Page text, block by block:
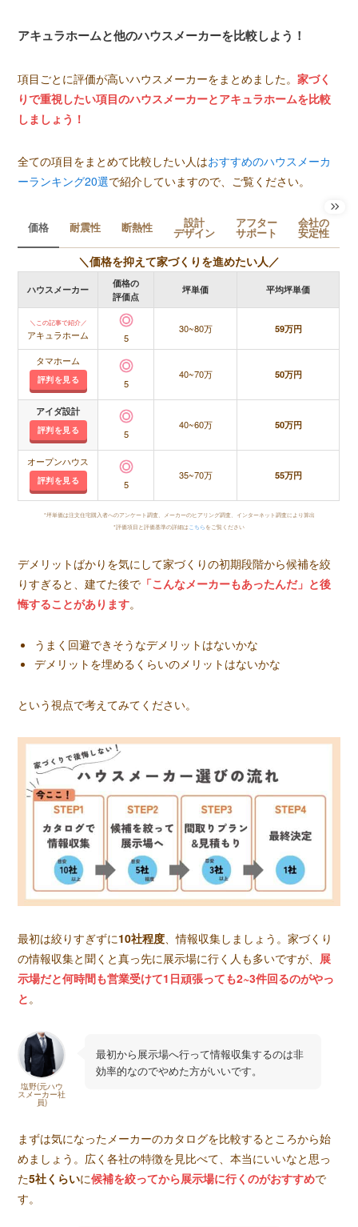
アキュラホームと他のハウスメーカーを比較しよう！
項目ごとに評価が高いハウスメーカーをまとめました。家づく
りで重視したい項目のハウスメーカーとアキュラホームを比較
しましょう！
全ての項目をまとめて比較したい人はおすすめのハウスメーカ
ーランキング20選で紹介していますので、ご覧ください。
価格 耐震性 断熱性 設計
デザイン
アフター
サポート
会社の
安定性
＼価格を抑えて家づくりを進めたい人／
ハウスメーカー
価格の
評価点
坪単価 平均坪単価
＼この記事で紹介／
アキュラホーム 5
30~80万 59万円
タマホーム
評判を見る 5
40~70万 50万円
アイダ設計
評判を見る 5
40~60万 50万円
オープンハウス
評判を見る 5
35~70万 55万円
*坪単価は注文住宅購入者へのアンケート調査、メーカーのヒアリング調査、インターネット調査により算出
*評価項目と評価基準の詳細は こちら をご覧ください
デメリットばかりを気にして家づくりの初期段階から候補を絞
りすぎると、建てた後で 「こんなメーカーもあったんだ」と後
悔することがあります。
うまく回避できそうなデメリットはないかな
デメリットを埋めるくらいのメリットはないかな
という視点で考えてみてください。
最初は絞りすぎずに10社程度、情報収集しましょう。家づくり
の情報収集と聞くと真っ先に展示場に行く人も多いですが、 展
示場だと何時間も営業受けて1日頑張っても2~3件回るのがやっ
と。
塩野(元ハウ
スメーカー社
員)
最初から展示場へ行って情報収集するのは非
効率的なのでやめた方がいいです。
まずは気になったメーカーのカタログを比較するところから始
めましょう。広く各社の特徴を見比べて、本当にいいなと思っ
た5社くらいに候補を絞ってから展示場に行くのがおすすめで
す。